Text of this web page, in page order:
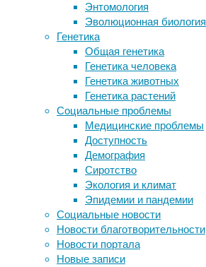
Энтомология
Эволюционная биология
Генетика
Общая генетика
Генетика человека
Генетика животных
Генетика растений
Социальные проблемы
Медицинские проблемы
Доступность
Демография
Сиротство
Экология и климат
Эпидемии и пандемии
Социальные новости
Новости благотворительности
Новости портала
Новые записи
меткой
эксперимент,
нацеленный
проверку
самосознания
животных.